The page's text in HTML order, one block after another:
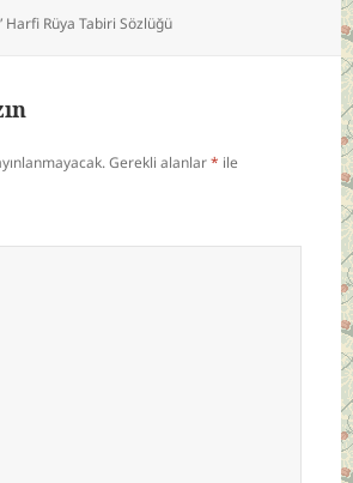
Harfi Rüya Tabiri Sözlüğü
Gerekli alanlar* ile